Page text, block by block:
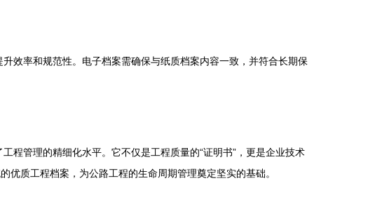
效率和规范性。电子档案需确保与纸质档案内容一致，并符合长期保
程管理的精细化水平。它不仅是工程质量的“证明书”，更是企业技术
质工程档案，为公路工程的生命周期管理奠定坚实的基础。